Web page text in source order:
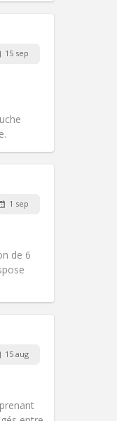
15 sep
1 sep
de 6
15 aug